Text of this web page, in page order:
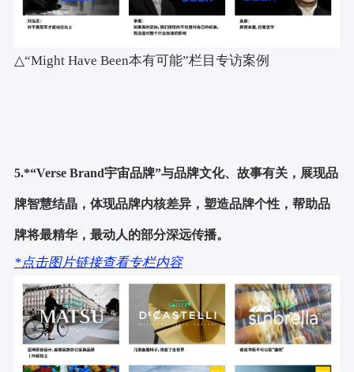
△“Might Have Been本有可能”栏目专访案例
5.*“Verse Brand宇宙品牌”与品牌文化、故事有关，展现品
牌智慧结晶，体现品牌内核差异，塑造品牌个性，帮助品
牌将最精华，最动人的部分深远传播。
*点击图片链接查看专栏内容